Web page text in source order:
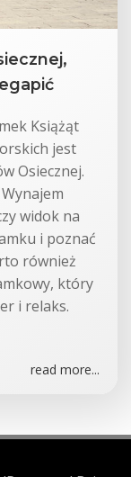
Książąt
jest
Osiecznej.
widok na
i poznać
również
który
i relaks.
read more...